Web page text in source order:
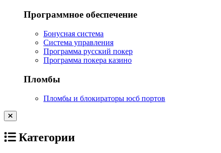
Программное обеспечение
Бонусная система
Система управления
Программа русский покер
Программа покера казино
Пломбы
Пломбы и блокираторы юсб портов
Категории